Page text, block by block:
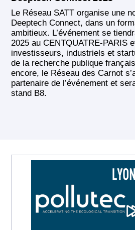
Le Réseau SATT organise une
Deeptech Connect, dans un
ambitieux. L’événement se
2025 au CENTQUATRE-PARIS
investisseurs, industriels et
de la recherche publique
encore, le Réseau des Carnot
partenaire de l’événement et
stand B8.